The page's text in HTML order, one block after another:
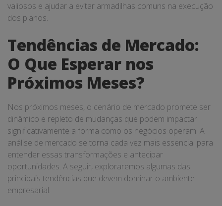
valiosos e ajudar a evitar armadilhas comuns na execução
dos planos.
Tendências de Mercado:
O Que Esperar nos
Próximos Meses?
Nos próximos meses, o cenário de mercado promete ser
dinâmico e repleto de mudanças que podem impactar
significativamente a forma como os negócios operam. A
análise de mercado se torna cada vez mais essencial para
entender essas transformações e antecipar
oportunidades. A seguir, exploraremos algumas das
principais tendências que devem dominar o ambiente
empresarial.